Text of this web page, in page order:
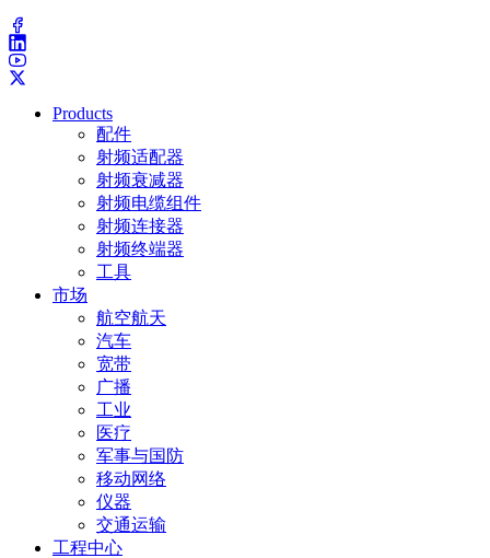
Products
配件
射频适配器
射频衰减器
射频电缆组件
射频连接器
射频终端器
工具
市场
航空航天
汽车
宽带
广播
工业
医疗
军事与国防
移动网络
仪器
交通运输
工程中心